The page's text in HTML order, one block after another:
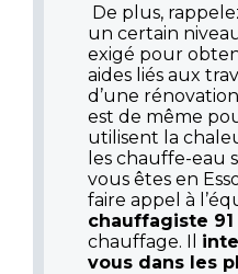
De plus,
un certain
exigé pour
aides liés aux
d’une
est de même
utilisent la
les chauffe-eau
vous êtes en
faire appel à
chauffagiste 91
chauffage. Il
vous dans les